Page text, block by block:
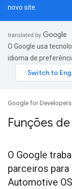
novo site.
O Google usa
idioma de
Google for Developers
Funções
O Google
parceiros
Automotive